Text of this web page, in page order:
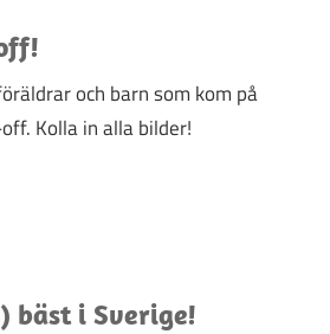
och barn som kom på
Kolla in alla bilder!
bäst i Sverige!